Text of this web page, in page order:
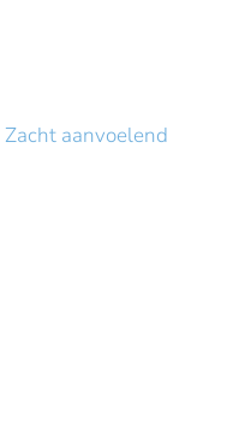
Zacht aanvoelend